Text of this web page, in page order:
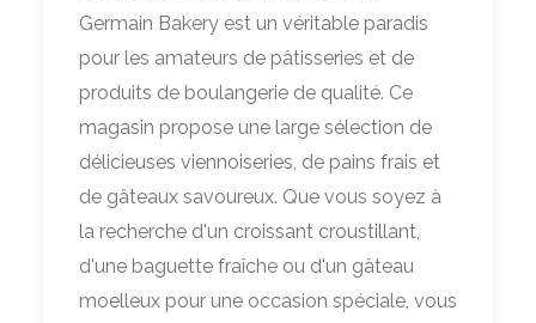
Germain Bakery est un véritable paradis
pour les amateurs de pâtisseries et de
produits de boulangerie de qualité. Ce
magasin propose une large sélection de
délicieuses viennoiseries, de pains frais et
de gâteaux savoureux. Que vous soyez à
la recherche d'un croissant croustillant,
d'une baguette fraîche ou d'un gâteau
moelleux pour une occasion spéciale, vous